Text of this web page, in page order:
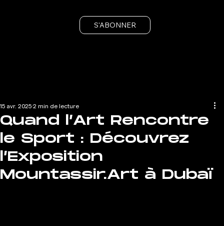
S'ABONNER
Quand l’Art Rencontre
le Sport : Découvrez
l’Exposition
Mountassir.Art à Dubaï
15 avr. 2025 2 min de lecture